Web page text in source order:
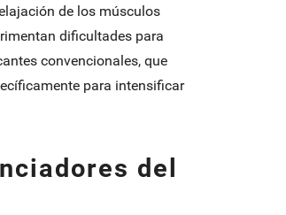
de los músculos
dificultades para
convencionales, que
para intensificar
del